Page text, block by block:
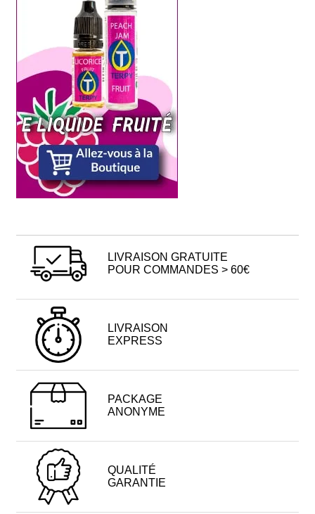
LIVRAISON GRATUITE
POUR COMMANDES > 60€
LIVRAISON
EXPRESS
PACKAGE
ANONYME
QUALITÉ
GARANTIE